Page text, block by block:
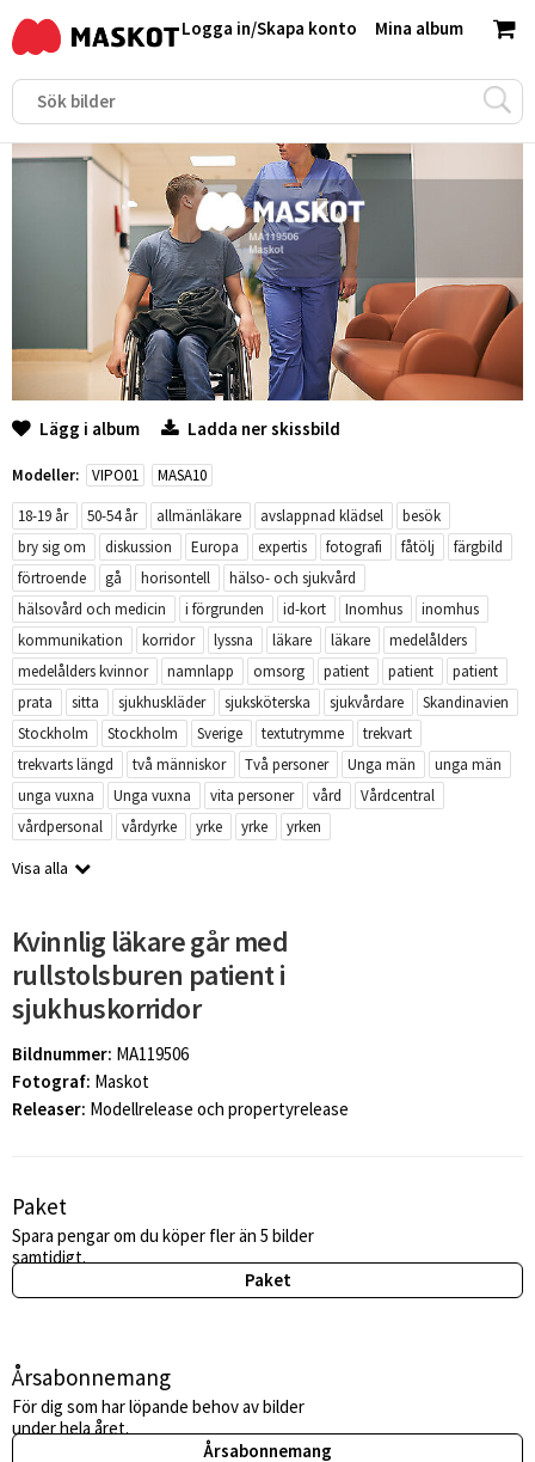
Mina album
Logga in/Skapa konto
Lägg i album Ladda ner skissbild
Modeller: VIPO01
MASA10
18-19 år
50-54 år allmänläkare avslappnad klädsel
besök
bry sig om
diskussion Europa expertis fotografi fåtölj
färgbild
förtroende
gå horisontell
hälso- och sjukvård
hälsovård och medicin
i förgrunden id-kort Inomhus
inomhus
kommunikation
korridor lyssna läkare läkare
medelålders
medelålders kvinnor
namnlapp omsorg patient patient
patient
prata
sitta sjukhuskläder sjuksköterska sjukvårdare
Skandinavien
Stockholm
Stockholm Sverige textutrymme
trekvart
trekvarts längd
två människor Två personer Unga män
unga män
unga vuxna
Unga vuxna vita personer vård
Vårdcentral
vårdpersonal
vårdyrke yrke yrke yrken
Visa alla
Kvinnlig läkare går med
rullstolsburen patient i
sjukhuskorridor
Bildnummer: MA119506
Fotograf: Maskot
Releaser: Modellrelease och propertyrelease
Paket
Spara pengar om du köper fler än 5 bilder
samtidigt.
Paket
Årsabonnemang
För dig som har löpande behov av bilder
under hela året.
Årsabonnemang